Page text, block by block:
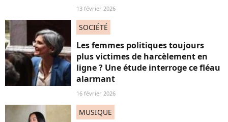
13 février 2026
SOCIÉTÉ
Les femmes politiques toujours
plus victimes de harcèlement en
ligne ? Une étude interroge ce fléau
alarmant
16 février 2026
MUSIQUE